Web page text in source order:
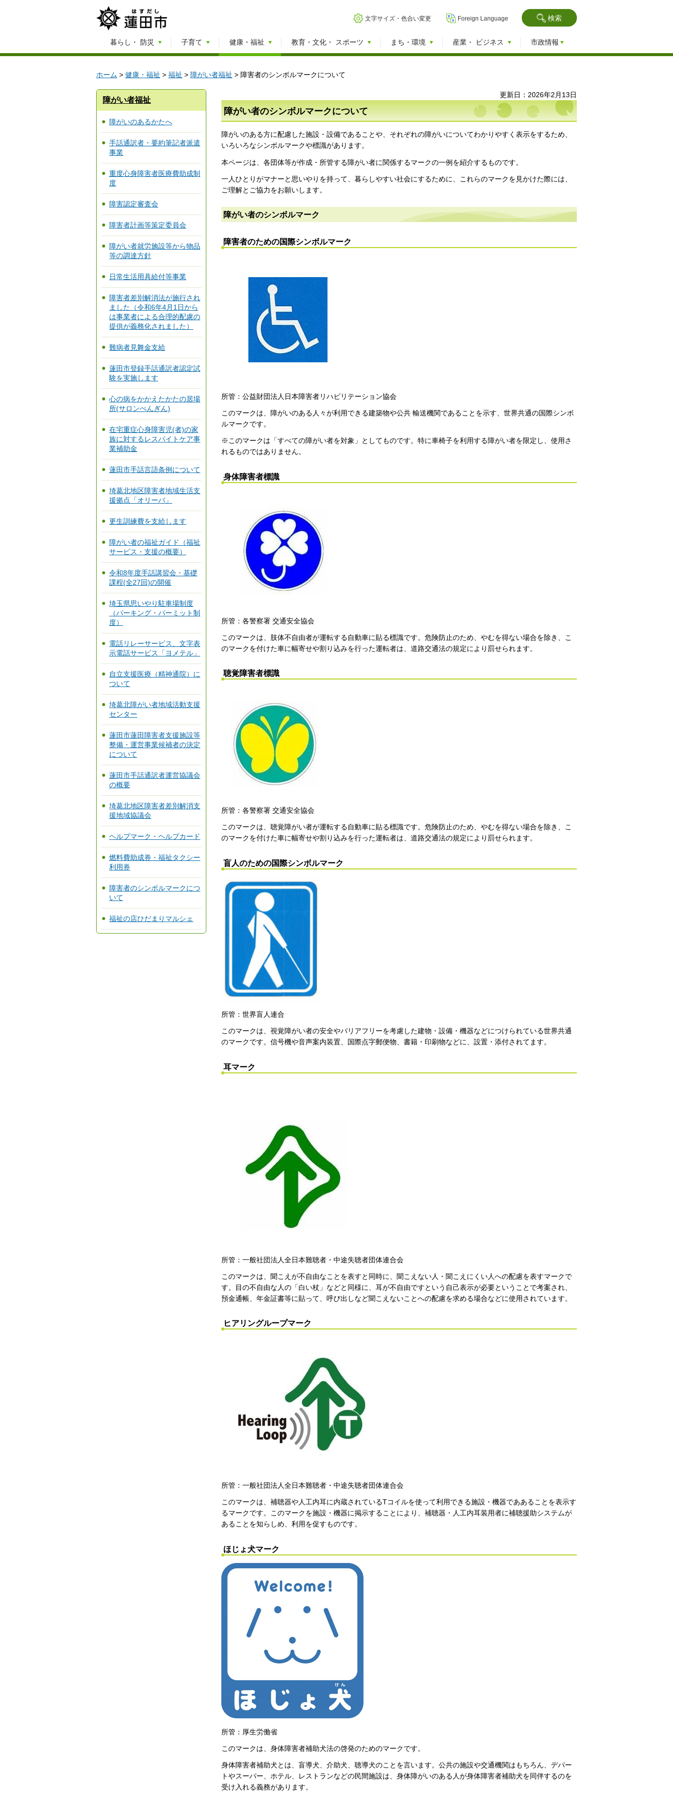
文字サイズ・色合い変更 Foreign Language 検索
暮らし・ 防災 子育て 健康・福祉 教育・文化・ スポーツ まち・環境 産業・ ビジネス 市政情報
ホーム > 健康・福祉 > 福祉 > 障がい者福祉 > 障害者のシンボルマークについて
障がい者福祉
障がいのあるかたへ
手話通訳者・要約筆記者派遣
事業
重度心身障害者医療費助成制
度
障害認定審査会
障害者計画等策定委員会
障がい者就労施設等から物品
等の調達方針
日常生活用具給付等事業
障害者差別解消法が施行され
ました（令和6年4月1日から
は事業者による合理的配慮の
提供が義務化されました）
難病者見舞金支給
蓮田市登録手話通訳者認定試
験を実施します
心の病をかかえたかたの居場
所(サロンぺんぎん)
在宅重症心身障害児(者)の家
族に対するレスパイトケア事
業補助金
蓮田市手話言語条例について
埼葛北地区障害者地域生活支
援拠点「オリーバ」
更生訓練費を支給します
障がい者の福祉ガイド（福祉
サービス・支援の概要）
令和8年度手話講習会・基礎
課程(全27回)の開催
埼玉県思いやり駐車場制度
（パーキング・パーミット制
度）
電話リレーサービス、文字表
示電話サービス「ヨメテル」
自立支援医療（精神通院）に
ついて
埼葛北障がい者地域活動支援
センター
蓮田市蓮田障害者支援施設等
整備・運営事業候補者の決定
について
蓮田市手話通訳者運営協議会
の概要
埼葛北地区障害者差別解消支
援地域協議会
ヘルプマーク・ヘルプカード
燃料費助成券・福祉タクシー
利用券
障害者のシンボルマークにつ
いて
福祉の店ひだまりマルシェ
更新日：2026年2月13日
障がい者のシンボルマークについて
障がいのある方に配慮した施設・設備であることや、それぞれの障がいについてわかりやすく表示をするため、
いろいろなシンボルマークや標識があります。
本ページは、各団体等が作成・所管する障がい者に関係するマークの一例を紹介するものです。
一人ひとりがマナーと思いやりを持って、暮らしやすい社会にするために、これらのマークを見かけた際には、
ご理解とご協力をお願いします。
障がい者のシンボルマーク
障害者のための国際シンボルマーク
所管：公益財団法人日本障害者リハビリテーション協会
このマークは、障がいのある人々が利用できる建築物や公共 輸送機関であることを示す、世界共通の国際シンボ
ルマークです。
※このマークは「すべての障がい者を対象」としてものです。特に車椅子を利用する障がい者を限定し、使用さ
れるものではありません。
身体障害者標識
所管：各警察署 交通安全協会
このマークは、肢体不自由者が運転する自動車に貼る標識です。危険防止のため、やむを得ない場合を除き、こ
のマークを付けた車に幅寄せや割り込みを行った運転者は、道路交通法の規定により罰せられます。
聴覚障害者標識
所管：各警察署 交通安全協会
このマークは、聴覚障がい者が運転する自動車に貼る標識です。危険防止のため、やむを得ない場合を除き、こ
のマークを付けた車に幅寄せや割り込みを行った運転者は、道路交通法の規定により罰せられます。
盲人のための国際シンボルマーク
所管：世界盲人連合
このマークは、視覚障がい者の安全やバリアフリーを考慮した建物・設備・機器などにつけられている世界共通
のマークです。信号機や音声案内装置、国際点字郵便物、書籍・印刷物などに、設置・添付されてます。
耳マーク
所管：一般社団法人全日本難聴者・中途失聴者団体連合会
このマークは、聞こえが不自由なことを表すと同時に、聞こえない人・聞こえにくい人への配慮を表すマークで
す。目の不自由な人の「白い杖」などと同様に、耳が不自由ですという自己表示が必要ということで考案され、
預金通帳、年金証書等に貼って、呼び出しなど聞こえないことへの配慮を求める場合などに使用されています。
ヒアリングループマーク
所管：一般社団法人全日本難聴者・中途失聴者団体連合会
このマークは、補聴器や人工内耳に内蔵されているTコイルを使って利用できる施設・機器でああることを表示す
るマークです。このマークを施設・機器に掲示することにより、補聴器・人工内耳装用者に補聴援助システムが
あることを知らしめ、利用を促すものです。
ほじょ犬マーク
所管：厚生労働省
このマークは、身体障害者補助犬法の啓発のためのマークです。
身体障害者補助犬とは、盲導犬、介助犬、聴導犬のことを言います。公共の施設や交通機関はもちろん、デパー
トやスーパー、ホテル、レストランなどの民間施設は、身体障がいのある人が身体障害者補助犬を同伴するのを
受け入れる義務があります。